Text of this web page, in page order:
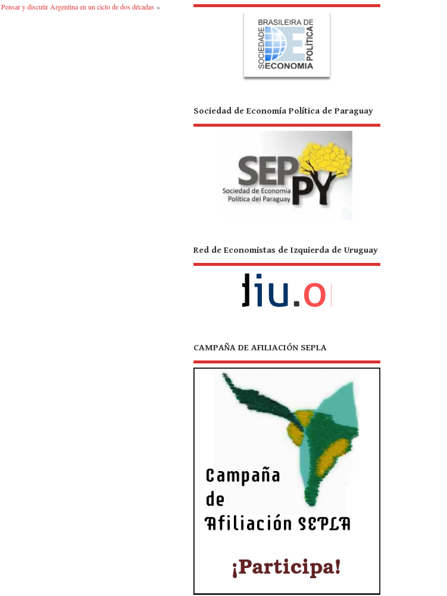
Pensar y discutir Argentina en un ciclo de dos décadas »
Sociedad de Economía Política de Paraguay
Red de Economistas de Izquierda de Uruguay
CAMPAÑA DE AFILIACIÓN SEPLA